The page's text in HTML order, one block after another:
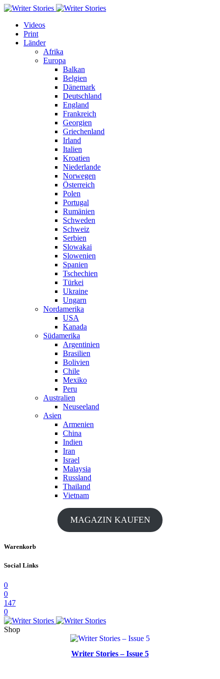
Videos
Print
Länder
Afrika
Europa
Balkan
Belgien
Dänemark
Deutschland
England
Frankreich
Georgien
Griechenland
Irland
Italien
Kroatien
Niederlande
Norwegen
Österreich
Polen
Portugal
Rumänien
Schweden
Schweiz
Serbien
Slowakai
Slowenien
Spanien
Tschechien
Türkei
Ukraine
Ungarn
Nordamerika
USA
Kanada
Südamerika
Argentinien
Brasilien
Bolivien
Chile
Mexiko
Peru
Australien
Neuseeland
Asien
Armenien
China
Indien
Iran
Israel
Malaysia
Russland
Thailand
Vietnam
MAGAZIN KAUFEN
Warenkorb
Social Links
0
0
147
0
Shop
Writer Stories – Issue 5